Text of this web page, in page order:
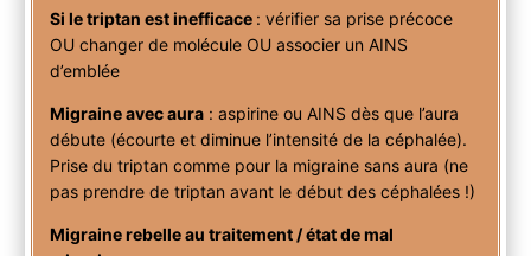
Si le triptan est inefficace : vérifier sa prise précoce
OU changer de molécule OU associer un AINS
d’emblée
Migraine avec aura: aspirine ou AINS dès que l’aura
débute (écourte et diminue l’intensité de la céphalée).
Prise du triptan comme pour la migraine sans aura (ne
pas prendre de triptan avant le début des céphalées !)
Migraine rebelle au traitement / état de mal